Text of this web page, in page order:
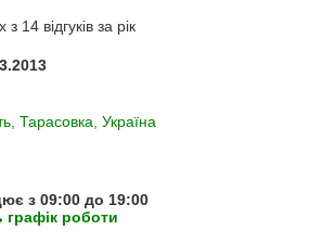
14 відгуків за рік
Тарасовка, Україна
з 09:00 до 19:00
графік роботи